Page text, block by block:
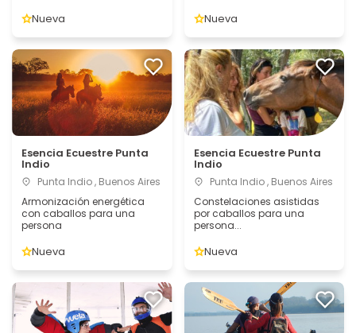
Nueva Nueva
Esencia Ecuestre Punta
Indio
Punta Indio , Buenos Aires
Armonización energética
con caballos para una
persona
Nueva
Esencia Ecuestre Punta
Indio
Punta Indio , Buenos Aires
Constelaciones asistidas
por caballos para una
persona...
Nueva